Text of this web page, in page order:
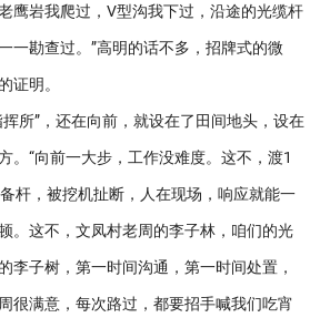
鹰岩我爬过，V型沟我下过，沿途的光缆杆
一勘查过。”高明的话不多，招牌式的微
证明。
挥所”，还在向前，就设在了田间地头，设在
。“向前一大步，工作没难度。这不，渡1
杆，被挖机扯断，人在现场，响应就能一
。这不，文凤村老周的李子林，咱们的光
李子树，第一时间沟通，第一时间处置，
很满意，每次路过，都要招手喊我们吃宵